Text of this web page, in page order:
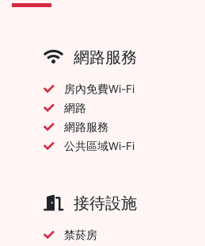
網路服務
房內免費Wi-Fi
網路
網路服務
公共區域Wi-Fi
接待設施
禁菸房